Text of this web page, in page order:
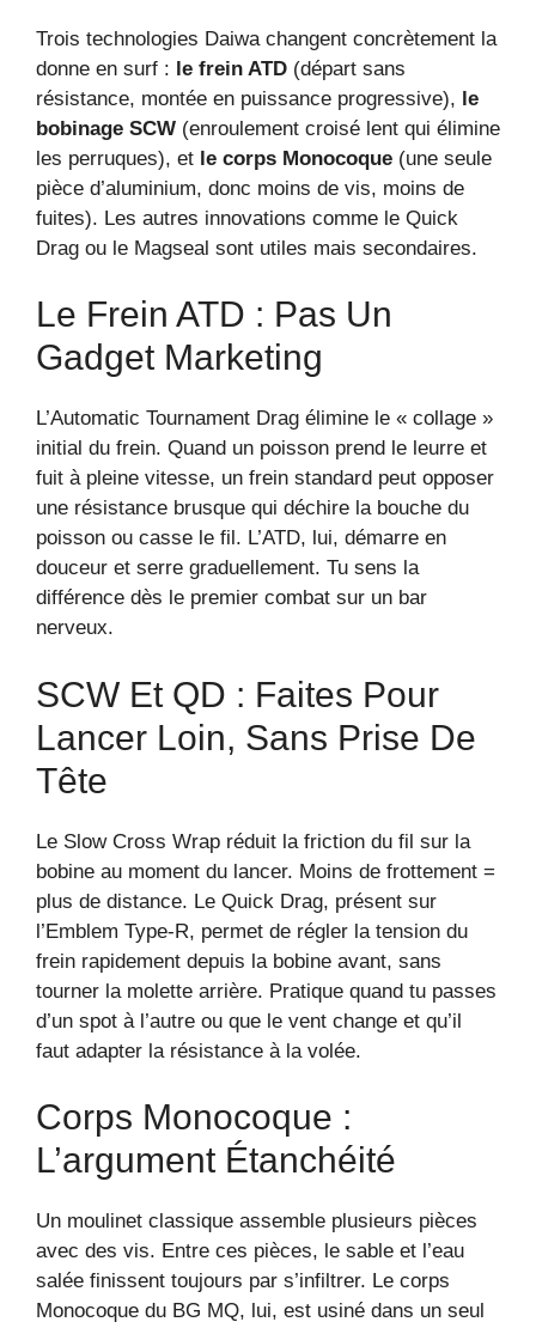
Trois technologies Daiwa changent concrètement la
donne en surf : le frein ATD (départ sans
résistance, montée en puissance progressive), le
bobinage SCW (enroulement croisé lent qui élimine
les perruques), et le corps Monocoque (une seule
pièce d’aluminium, donc moins de vis, moins de
fuites). Les autres innovations comme le Quick
Drag ou le Magseal sont utiles mais secondaires.
Le Frein ATD : Pas Un
Gadget Marketing
L’Automatic Tournament Drag élimine le « collage »
initial du frein. Quand un poisson prend le leurre et
fuit à pleine vitesse, un frein standard peut opposer
une résistance brusque qui déchire la bouche du
poisson ou casse le fil. L’ATD, lui, démarre en
douceur et serre graduellement. Tu sens la
différence dès le premier combat sur un bar
nerveux.
SCW Et QD : Faites Pour
Lancer Loin, Sans Prise De
Tête
Le Slow Cross Wrap réduit la friction du fil sur la
bobine au moment du lancer. Moins de frottement =
plus de distance. Le Quick Drag, présent sur
l’Emblem Type-R, permet de régler la tension du
frein rapidement depuis la bobine avant, sans
tourner la molette arrière. Pratique quand tu passes
d’un spot à l’autre ou que le vent change et qu’il
faut adapter la résistance à la volée.
Corps Monocoque :
L’argument Étanchéité
Un moulinet classique assemble plusieurs pièces
avec des vis. Entre ces pièces, le sable et l’eau
salée finissent toujours par s’infiltrer. Le corps
Monocoque du BG MQ, lui, est usiné dans un seul